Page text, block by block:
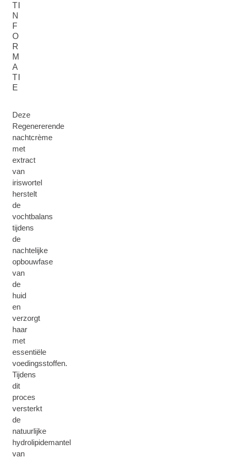
TI
N
F
O
R
M
A
TI
E
Deze
Regenererende
nachtcrème
met
extract
van
iriswortel
herstelt
de
vochtbalans
tijdens
de
nachtelijke
opbouwfase
van
de
huid
en
verzorgt
haar
met
essentiële
voedingsstoffen.
Tijdens
dit
proces
versterkt
de
natuurlijke
hydrolipidemantel
van